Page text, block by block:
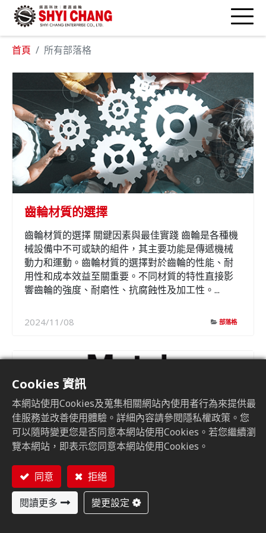
首頁 所有部落格
齒輪材質的選擇
齒輪材質的選擇 關鍵因素與最佳實踐 齒輪是各種機
械設備中不可或缺的組件，其主要功能是傳遞機械
動力和運動。齒輪材質的選擇對於齒輪的性能、耐
用性和成本效益至關重要。不同材質的特性直接影
響齒輪的強度、耐磨性、抗腐蝕性及加工性。...
2024/11/08 部落格
Motek
07-10 Oct 2019
Cookies 資訊
本網站使用Cookies及蒐集相關網站內使用者行為來提供最
佳服務並改善使用體驗。詳細內容請參閱隱私權政策。您
可以隨時變更您是否同意本網站使用Cookies。若您繼續瀏
覽本網站，即表示您同意本網站使用Cookies。
同意
拒絕
閱讀更多
變更設定